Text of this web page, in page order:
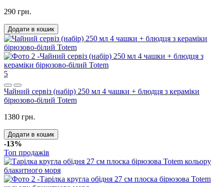
290 грн.
Додати в кошик
5
Чайний сервіз (набір) 250 мл 4 чашки + блюдця з кераміки
бірюзово-білий Totem
1380 грн.
Додати в кошик
-13%
Топ продажів